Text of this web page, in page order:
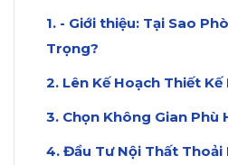
- Giới thiệu: Tại Sao
Trọng?
Lên Kế Hoạch Thiết
Chọn Không Gian Phù
Đầu Tư Nội Thất Thoải